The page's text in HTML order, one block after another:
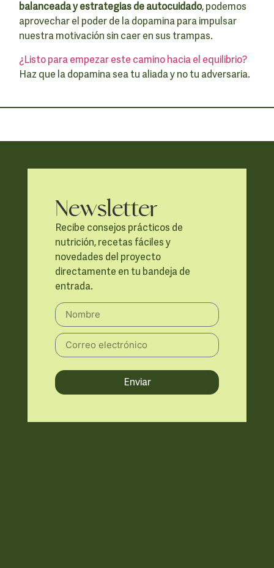
balanceada y estrategias de autocuidado, podemos
aprovechar el poder de la dopamina para impulsar
nuestra motivación sin caer en sus trampas.
¿Listo para empezar este camino hacia el equilibrio?
Haz que la dopamina sea tu aliada y no tu adversaria.
Newsletter
Recibe consejos prácticos de
nutrición, recetas fáciles y
novedades del proyecto
directamente en tu bandeja de
entrada.
Enviar